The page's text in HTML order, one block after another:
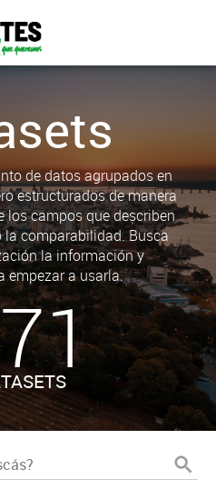
de datos agrupados en
estructurados de manera
los campos que describen
la comparabilidad. Busca
la información y
empezar a usarla.